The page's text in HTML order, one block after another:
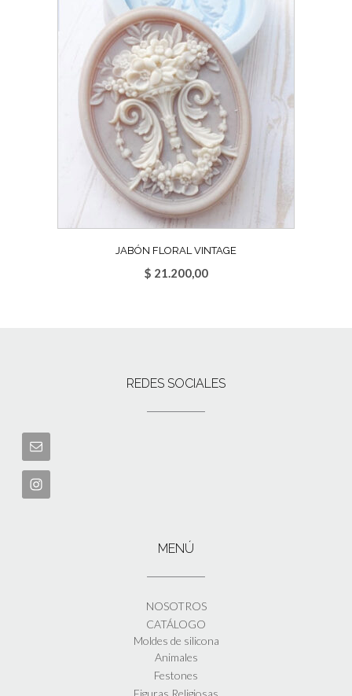
JABÓN FLORAL VINTAGE
$ 21.200,00
REDES SOCIALES
MENÚ
NOSOTROS
CATÁLOGO
Moldes de silicona
Animales
Festones